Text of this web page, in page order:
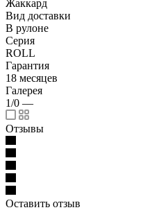
Жаккард
Вид доставки
В рулоне
Серия
ROLL
Гарантия
18 месяцев
Галерея
1/0 —
Отзывы
Оставить отзыв